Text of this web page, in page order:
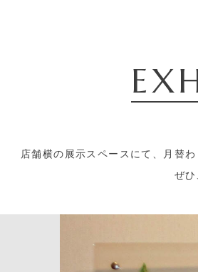
店舗横の展示スペースにて、月替
ぜ